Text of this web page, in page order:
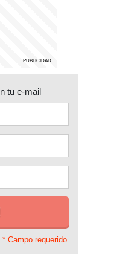
tu e-mail
* Campo requerido